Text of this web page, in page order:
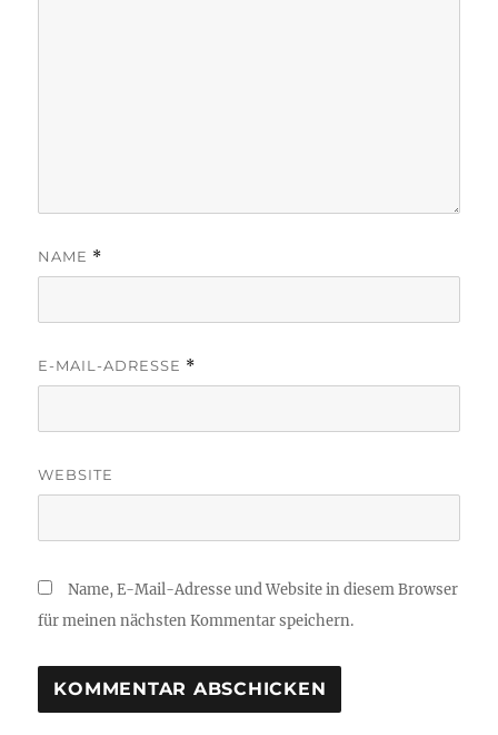
NAME *
E-MAIL-ADRESSE *
WEBSITE
Name, E-Mail-Adresse und Website in diesem Browser
für meinen nächsten Kommentar speichern.